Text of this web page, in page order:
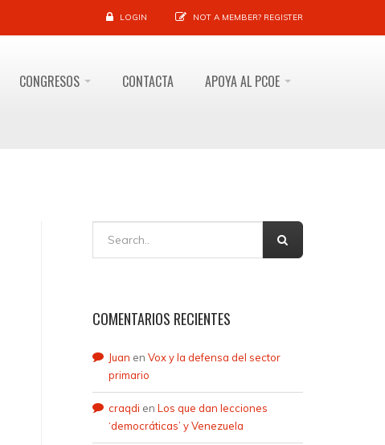
LOGIN NOT A MEMBER? REGISTER
CONGRESOS CONTACTA APOYA AL PCOE
COMENTARIOS RECIENTES
Juan en Vox y la defensa del sector
primario
craqdi en Los que dan lecciones
‘democráticas’ y Venezuela